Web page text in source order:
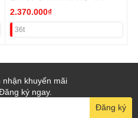
2.370.000₫
36t
nhận khuyến mãi
ký ngay.
Đăng ký